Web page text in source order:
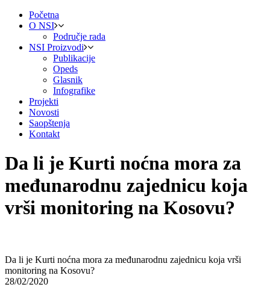
Početna
O NSI
Područje rada
NSI Proizvodi
Publikacije
Opeds
Glasnik
Infografike
Projekti
Novosti
Saopštenja
Kontakt
Da li je Kurti noćna mora za
međunarodnu zajednicu koja
vrši monitoring na Kosovu?
Da li je Kurti noćna mora za međunarodnu zajednicu koja vrši
monitoring na Kosovu?
28/02/2020